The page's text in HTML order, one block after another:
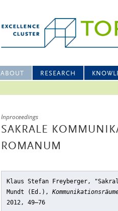
ABOUT RESEARCH
Inproceedings
SAKRALE
ROMANUM
Klaus Stefan Freyberger, "Sakrale
Mundt (Ed.),
2012, 49–76